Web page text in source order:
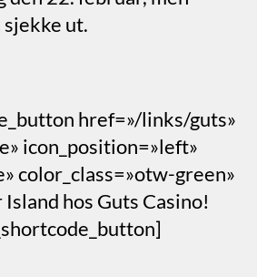
ut.
href=»/links/guts»
icon_position=»left»
color_class=»otw-green»
hos Guts Casino!